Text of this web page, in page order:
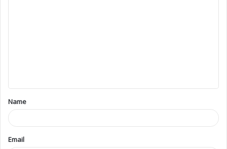
Name
Email